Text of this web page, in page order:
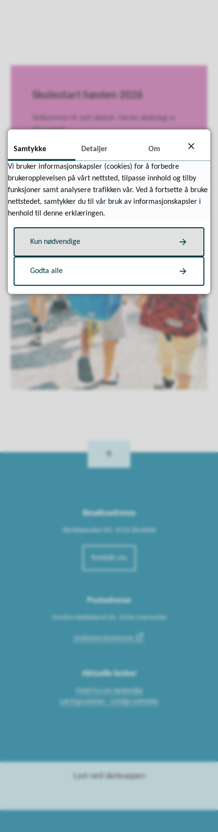
Skolestart høsten 2026
Velkommen til nytt skoleår. Første skoledag er
13. august.
Tidspunkt for oppmøte finner du her
Besøksadresse
Øyslebøveien 60, 4532 Øyslebø
Kontakt oss
Postadresse
Nordre Heddeland 26, 4534 marnardal
Lindesnes kommune
Aktuelle lenker
Meld fra om skolemiljø
Læringsverktøy - nyttige nettsider
Last ned skoleappen
Samtykke Detaljer Om
Vi bruker informasjonskapsler (cookies) for å forbedre
brukeropplevelsen på vårt nettsted, tilpasse innhold og tilby
funksjoner samt analysere trafikken vår. Ved å fortsette å bruke
nettstedet, samtykker du til vår bruk av informasjonskapsler i
henhold til denne erklæringen.
Kun nødvendige
Godta alle